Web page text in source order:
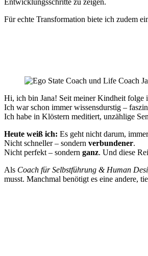
Für echte Transformation biete ich zudem
Hi, ich bin Jana! Seit meiner Kindheit folge
Ich war schon immer wissensdurstig –
Ich habe in Klöstern meditiert, unzählige
Heute weiß ich: Es geht nicht darum,
Nicht schneller – sondern verbundener.
Nicht perfekt – sondern ganz. Und diese
Als Coach für Selbstführung & Human
musst. Manchmal benötigt es eine andere,